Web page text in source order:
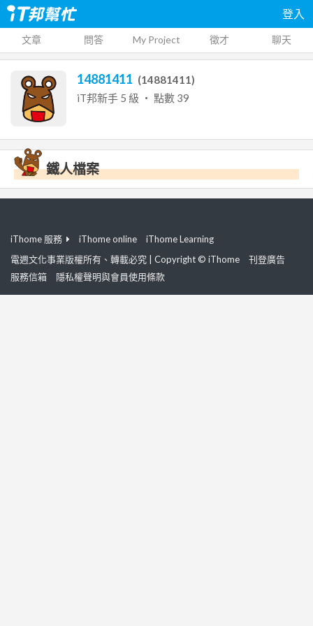
登入
文章 問答 My Project 徵才 聊天
14881411 (14881411)
iT邦新手 5 級 ‧ 點數 39
鐵人檔案
iThome 服務 iThome online
iThome Learning
電週文化事業版權所有、轉載必究 | Copyright © iThome
刊登廣告
服務信箱
隱私權聲明與會員使用條款